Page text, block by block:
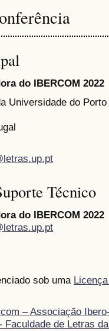
do IBERCOM 2022
Universidade do Porto
Técnico
do IBERCOM 2022
sob uma
– Associação
Faculdade de Letras